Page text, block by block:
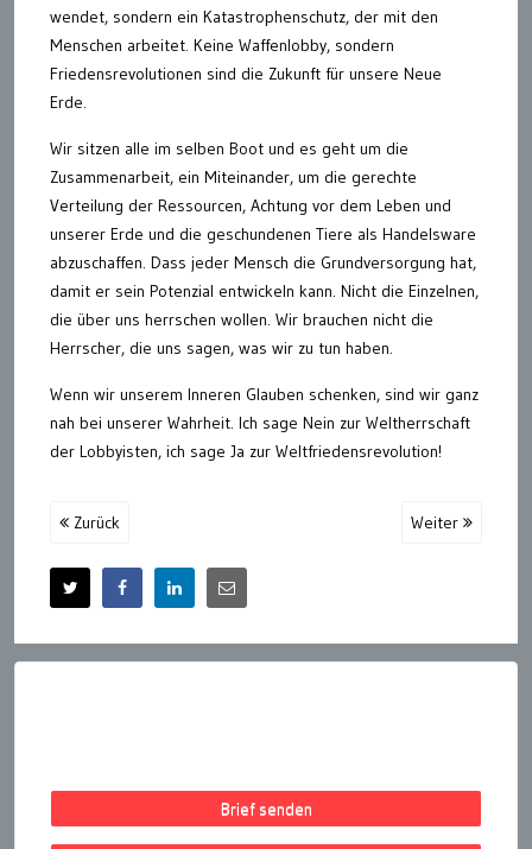
wendet, sondern ein Katastrophenschutz, der mit den
Menschen arbeitet. Keine Waffenlobby, sondern
Friedensrevolutionen sind die Zukunft für unsere Neue
Erde.
Wir sitzen alle im selben Boot und es geht um die
Zusammenarbeit, ein Miteinander, um die gerechte
Verteilung der Ressourcen, Achtung vor dem Leben und
unserer Erde und die geschundenen Tiere als Handelsware
abzuschaffen. Dass jeder Mensch die Grundversorgung hat,
damit er sein Potenzial entwickeln kann. Nicht die Einzelnen,
die über uns herrschen wollen. Wir brauchen nicht die
Herrscher, die uns sagen, was wir zu tun haben.
Wenn wir unserem Inneren Glauben schenken, sind wir ganz
nah bei unserer Wahrheit. Ich sage Nein zur Weltherrschaft
der Lobbyisten, ich sage Ja zur Weltfriedensrevolution!
Zurück Weiter
Brief senden